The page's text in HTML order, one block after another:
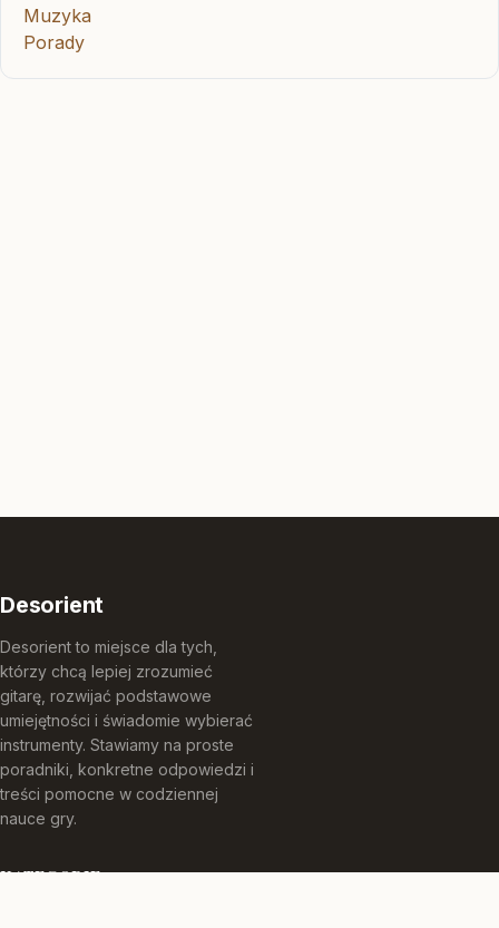
Muzyka
Porady
Desorient
Desorient to miejsce dla tych,
którzy chcą lepiej zrozumieć
gitarę, rozwijać podstawowe
umiejętności i świadomie wybierać
instrumenty. Stawiamy na proste
poradniki, konkretne odpowiedzi i
treści pomocne w codziennej
nauce gry.
KATEGORIE